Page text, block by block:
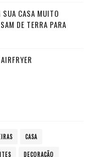
SUA CASA MUITO
DE TERRA PARA
CASA
DECORAÇÃO